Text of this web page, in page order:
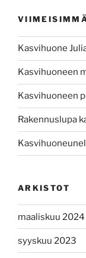
Kasvihuone
Kasvihuoneen
Kasvihuoneen
Rakennuslupa
ARKISTOT
maaliskuu 2024
syyskuu 2023